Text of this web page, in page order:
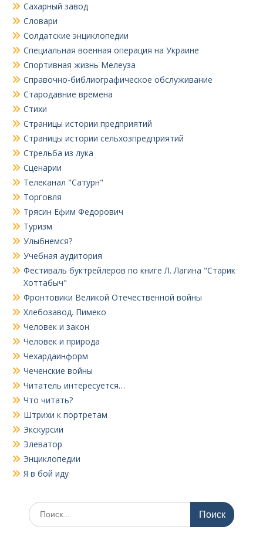
Сахарный завод
Словари
Солдатские энциклопедии
Специальная военная операция на Украине
Спортивная жизнь Мелеуза
Справочно-библиографическое обслуживание
Стародавние времена
Стихи
Страницы истории предприятий
Страницы истории сельхозпредприятий
Стрельба из лука
Сценарии
Телеканал "Сатурн"
Торговля
Трясин Ефим Федорович
Туризм
Улыбнемся?
Учебная аудитория
Фестиваль буктрейлеров по книге Л. Лагина "Старик
Хоттабыч"
Фронтовики Великой Отечественной войны
Хлебозавод. Пимеко
Человек и закон
Человек и природа
Чехардаинформ
Чеченские войны
Читатель интересуется…
Что читать?
Штрихи к портретам
Экскурсии
Элеватор
Энциклопедии
Я в бой иду
Поиск
по: